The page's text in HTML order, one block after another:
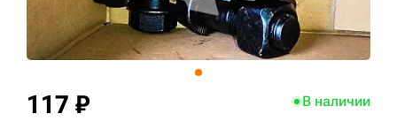
117 ₽ В наличии
+7 (499) 394-50-93